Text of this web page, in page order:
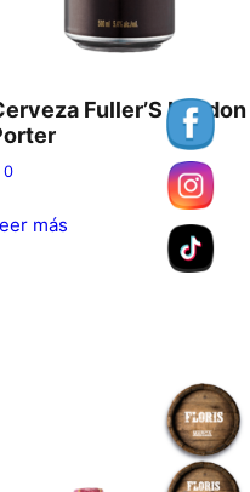
Fuller’S London
más